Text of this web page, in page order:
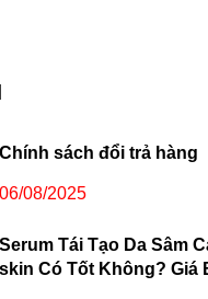
Chính sách đổi trả hàng
06/08/2025
Serum Tái Tạo Da Sâm
skin Có Tốt Không? Giá